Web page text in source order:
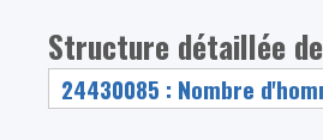
Structure détaillée